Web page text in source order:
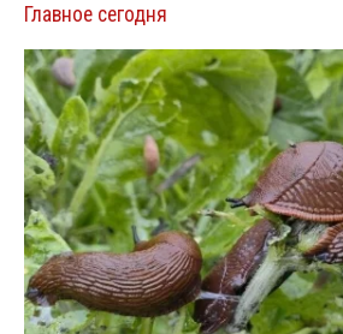
Главное сегодня